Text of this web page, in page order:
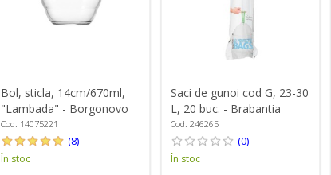
Bol, sticla, 14cm/670ml,
"Lambada" - Borgonovo
Cod: 14075221
(8)
În stoc
Saci de gunoi cod G, 23-30
L, 20 buc. - Brabantia
Cod: 246265
(0)
În stoc